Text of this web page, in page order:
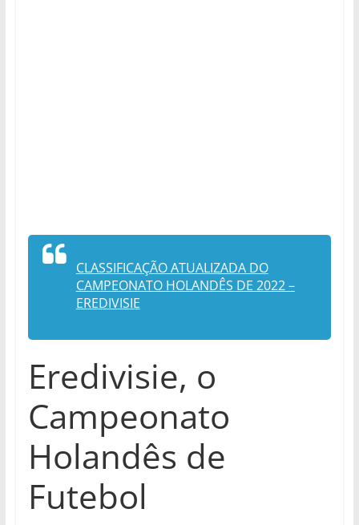
CLASSIFICAÇÃO ATUALIZADA DO
CAMPEONATO HOLANDÊS DE 2022 –
EREDIVISIE
Eredivisie, o
Campeonato
Holandês de
Futebol